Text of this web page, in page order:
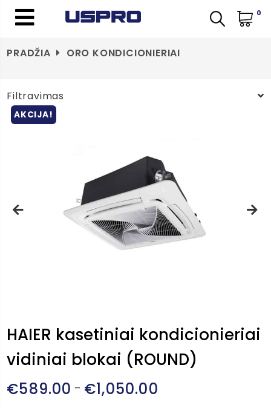
0
PRADŽIA ORO KONDICIONIERIAI
Filtravimas
AKCIJA!
HAIER kasetiniai kondicionieriai
vidiniai blokai (ROUND)
€589.00 – €1,050.00